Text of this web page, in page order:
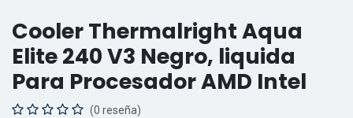
Cooler Thermalright Aqua
Elite 240 V3 Negro, liquida
Para Procesador AMD Intel
(0 reseña)